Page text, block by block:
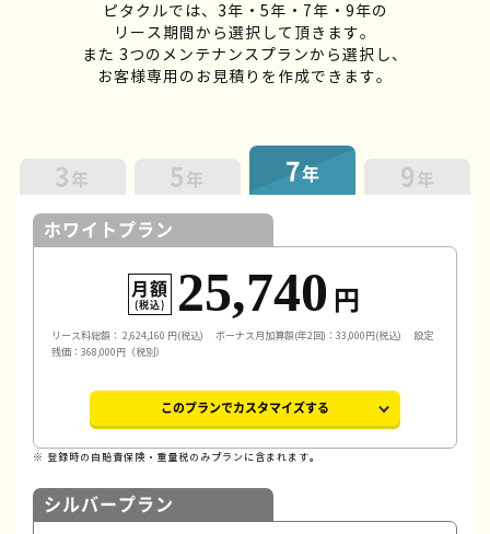
ピタクルでは、3年・5年・7年・9年の
リース期間から選択して頂きます。
また 3つのメンテナンスプランから選択し、
お客様専用のお見積りを作成できます。
3 年 5 年 7年 9 年
ホワイトプラン
月額
(税込) 25,740 円
リース料総額： 2,624,160 円(税込) ボーナス月加算額(年2回)：33,000円(税込)
設定
残価：368,000円（税別）
このプランでカスタマイズする
※ 登録時の自賠責保険・重量税のみプランに含まれます。
シルバープラン